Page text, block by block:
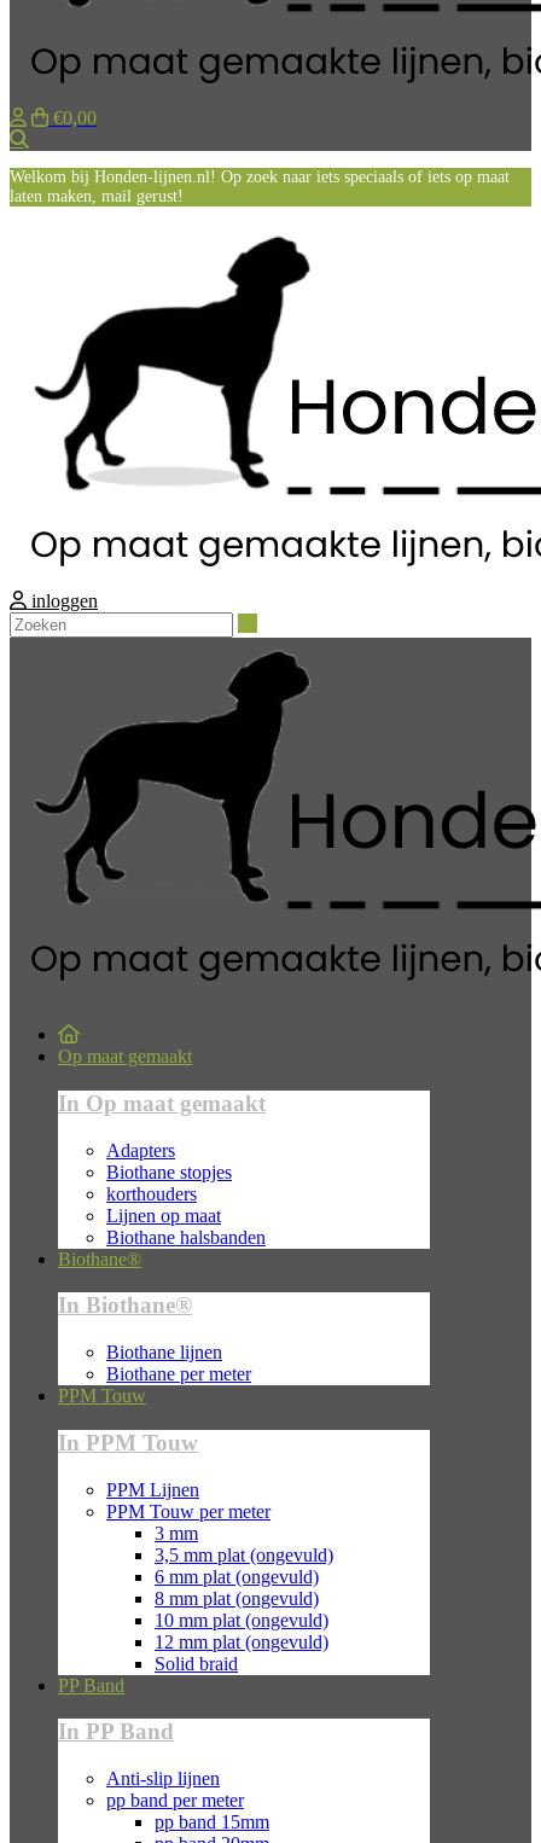
€0,00
Welkom bij Honden-lijnen.nl! Op zoek naar iets speciaals of iets op maat
laten maken, mail gerust!
inloggen
Op maat gemaakt
In Op maat gemaakt
Adapters
Biothane stopjes
korthouders
Lijnen op maat
Biothane halsbanden
Biothane®
In Biothane®
Biothane lijnen
Biothane per meter
PPM Touw
In PPM Touw
PPM Lijnen
PPM Touw per meter
3 mm
3,5 mm plat (ongevuld)
6 mm plat (ongevuld)
8 mm plat (ongevuld)
10 mm plat (ongevuld)
12 mm plat (ongevuld)
Solid braid
PP Band
In PP Band
Anti-slip lijnen
pp band per meter
pp band 15mm